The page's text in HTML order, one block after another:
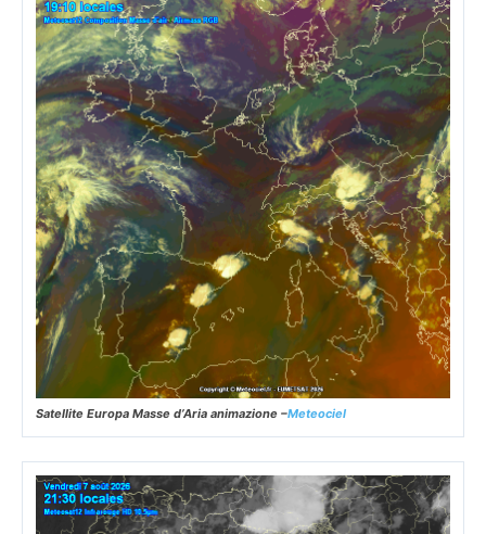
Satellite Europa Masse d’Aria animazione –Meteociel